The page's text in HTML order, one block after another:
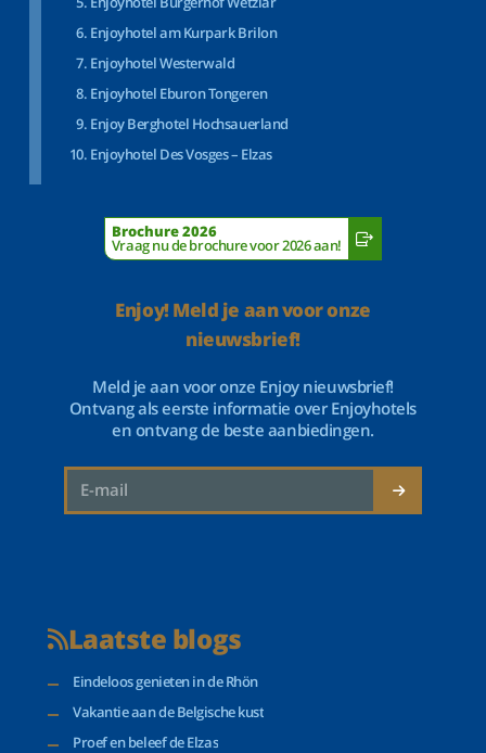
Enjoyhotel am Kurpark Brilon
Enjoyhotel Westerwald
Enjoyhotel Eburon Tongeren
Enjoy Berghotel Hochsauerland
Enjoyhotel Des Vosges – Elzas
Brochure 2026
Vraag nu de brochure voor 2026 aan!
Enjoy! Meld je aan voor onze
nieuwsbrief!
Meld je aan voor onze Enjoy nieuwsbrief!
Ontvang als eerste informatie over Enjoyhotels
en ontvang de beste aanbiedingen.
Laatste blogs
Eindeloos genieten in de Rhön
Vakantie aan de Belgische kust
Proef en beleef de Elzas